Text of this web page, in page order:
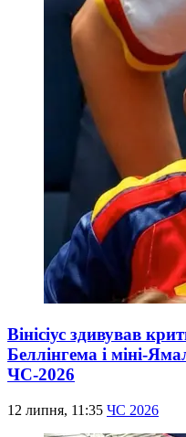
Вінісіус здивував
Беллінгема і міні-
ЧС-2026
12 липня, 11:35 ЧС 2026